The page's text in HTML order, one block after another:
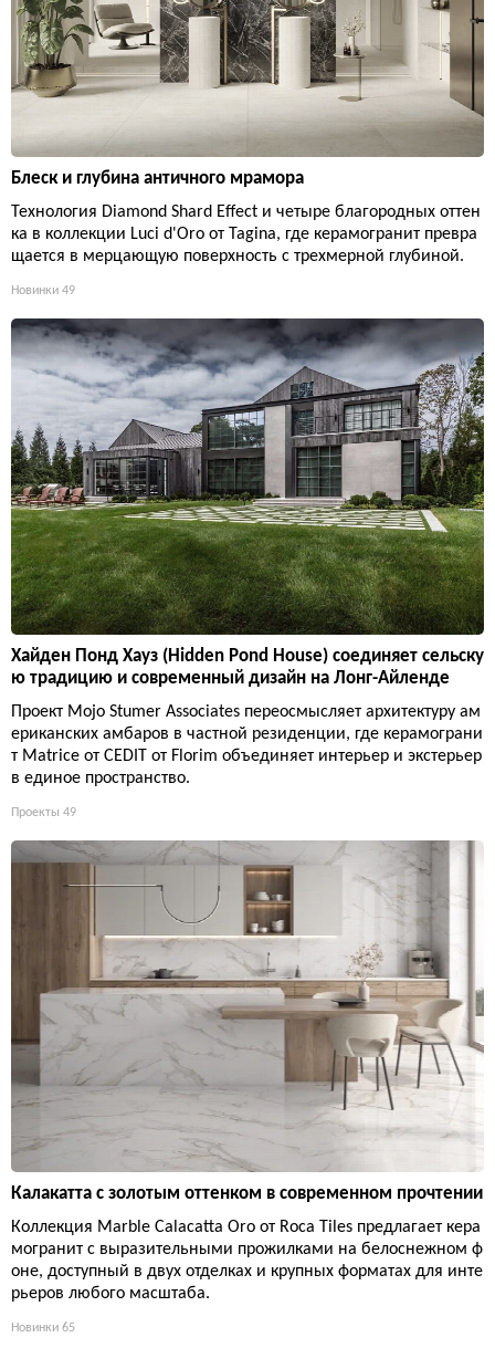
Блеск и глубина античного мрамора
Технология Diamond Shard Effect и четыре благородных оттен
ка в коллекции Luci d'Oro от Tagina, где керамогранит превра
щается в мерцающую поверхность с трехмерной глубиной.
Новинки 49
Хайден Понд Хауз (Hidden Pond House) соединяет сельску
ю традицию и современный дизайн на Лонг-Айленде
Проект Mojo Stumer Associates переосмысляет архитектуру ам
ериканских амбаров в частной резиденции, где керамограни
т Matrice от CEDIT от Florim объединяет интерьер и экстерьер
в единое пространство.
Проекты 49
Калакатта с золотым оттенком в современном прочтении
Коллекция Marble Calacatta Oro от Roca Tiles предлагает кера
могранит с выразительными прожилками на белоснежном ф
оне, доступный в двух отделках и крупных форматах для инте
рьеров любого масштаба.
Новинки 65